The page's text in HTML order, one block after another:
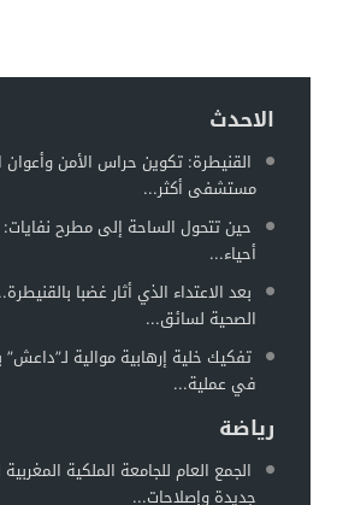
هيئة الدفاع تثير حيثية
سيارة مجهولة تثير استنفارًا
12:31 الغموض يلف حريقا في مركز صحي
الاحدث
القنيطرة: تكوين حراس الأمن
مستشفى أكثر...
حين تتحول الساحة إلى مطرح
أحياء...
بعد الاعتداء الذي أثار غضبا
الصحية لسائق...
تفكيك خلية إرهابية موالية لـ”داعش”
في عملية...
رياضة
الجمع العام للجامعة الملكية
جديدة وإصلاحات...